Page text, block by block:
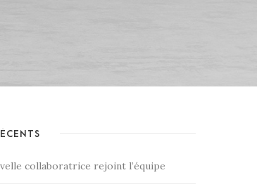
collaboratrice rejoint l’équipe